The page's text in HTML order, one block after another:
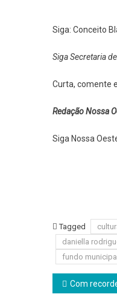
Siga: Conceito
Siga Secretaria
Curta, comente
Redação Nossa
Siga Nossa
Tagged
daniella
fundo
Com recorde de renda, Brasil registra menor